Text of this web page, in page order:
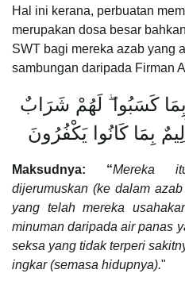
Hal ini kerana, perbuatan
merupakan dosa besar
SWT bagi mereka azab yang
sambungan daripada Firman
بِمَا كَسَبُوا ۖ لَهُمْ شَرَابٌ
بِمَا كَانُوا يَكْفُرُونَ
Maksudnya: “Mereka
dijerumuskan (ke dalam
yang telah mereka
minuman daripada air panas
seksa yang tidak terperi
ingkar (semasa hidupnya)."